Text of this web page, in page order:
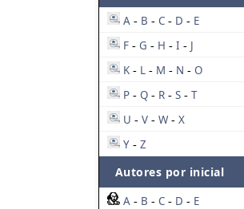
A - B - C - D - E
F - G - H - I - J
K - L - M - N - O
P - Q - R - S - T
U - V - W - X
Y - Z
Autores por inicial
A - B - C - D - E